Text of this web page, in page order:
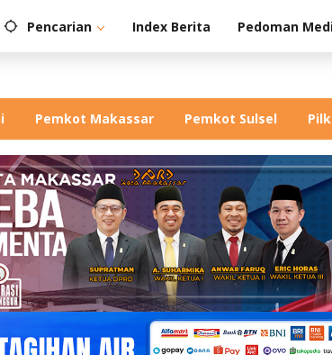
Pencarian Index Berita Pedoman
Pemkot Makassar Pemkot Sulsel